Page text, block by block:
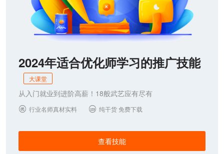
2024年适合优化师学习的推广技能
大课堂
从入门就业到进阶高薪！18般武艺应有尽有
 行业名师真材实料  纯干货 免费下载
查看技能